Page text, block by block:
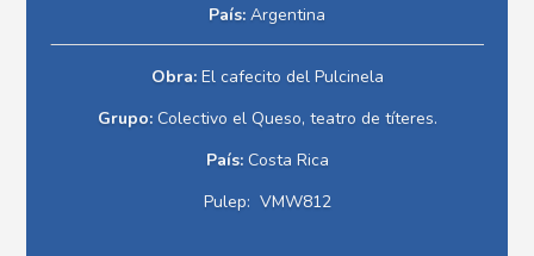
País: Argentina
Obra:El cafecito del Pulcinela
Grupo:Colectivo el Queso, teatro de títeres.
País:Costa Rica
Pulep: VMW812